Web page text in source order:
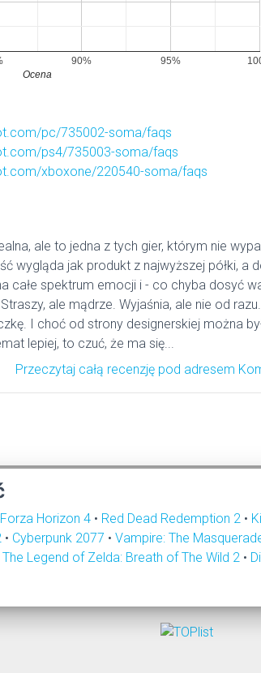
90% 95%
Ocena
pc/735002-soma/faqs
ps4/735003-soma/faqs
xboxone/220540-soma/faqs
ale to jedna z tych gier, którym nie
wygląda jak produkt z najwyższej półki, a
całe spektrum emocji i - co chyba dosyć
ale mądrze. Wyjaśnia, ale nie od
I choć od strony designerskiej można
lepiej, to czuć, że ma się...
Przeczytaj całą recenzję pod adresem
Forza Horizon 4 • Red Dead Redemption 2 •
• Cyberpunk 2077 • Vampire: The
The Legend of Zelda: Breath of The Wild 2 •